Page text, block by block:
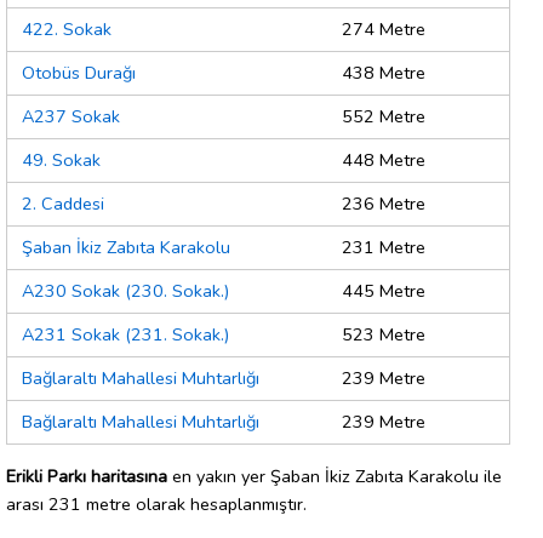
422. Sokak
274 Metre
Otobüs Durağı
438 Metre
A237 Sokak
552 Metre
49. Sokak
448 Metre
2. Caddesi
236 Metre
Şaban İkiz Zabıta Karakolu
231 Metre
A230 Sokak (230. Sokak.)
445 Metre
A231 Sokak (231. Sokak.)
523 Metre
Bağlaraltı Mahallesi Muhtarlığı
239 Metre
Bağlaraltı Mahallesi Muhtarlığı
239 Metre
Erikli Parkı haritasına en yakın yer Şaban İkiz Zabıta Karakolu ile
arası 231 metre olarak hesaplanmıştır.